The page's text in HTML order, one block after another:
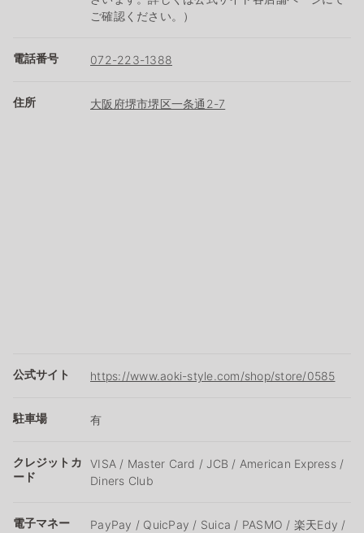
ご確認ください。）
電話番号 072-223-1388
住所 大阪府堺市堺区一条通2-7
公式サイト https://www.aoki-style.com/shop/store/0585
駐車場 有
クレジットカ
ード
VISA / Master Card / JCB / American Express /
Diners Club
電子マネー
PayPay / QuicPay / Suica / PASMO / 楽天Edy /